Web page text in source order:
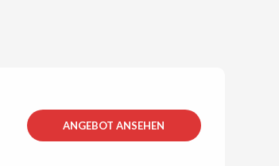
ANGEBOT ANSEHEN